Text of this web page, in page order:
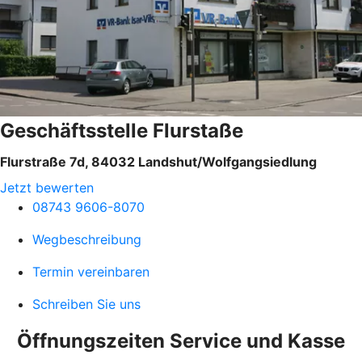
Geschäftsstelle Flurstaße
Flurstraße 7d, 84032 Landshut/Wolfgangsiedlung
Jetzt bewerten
08743 9606-8070
Wegbeschreibung
Termin vereinbaren
Schreiben Sie uns
Öffnungszeiten Service und Kasse